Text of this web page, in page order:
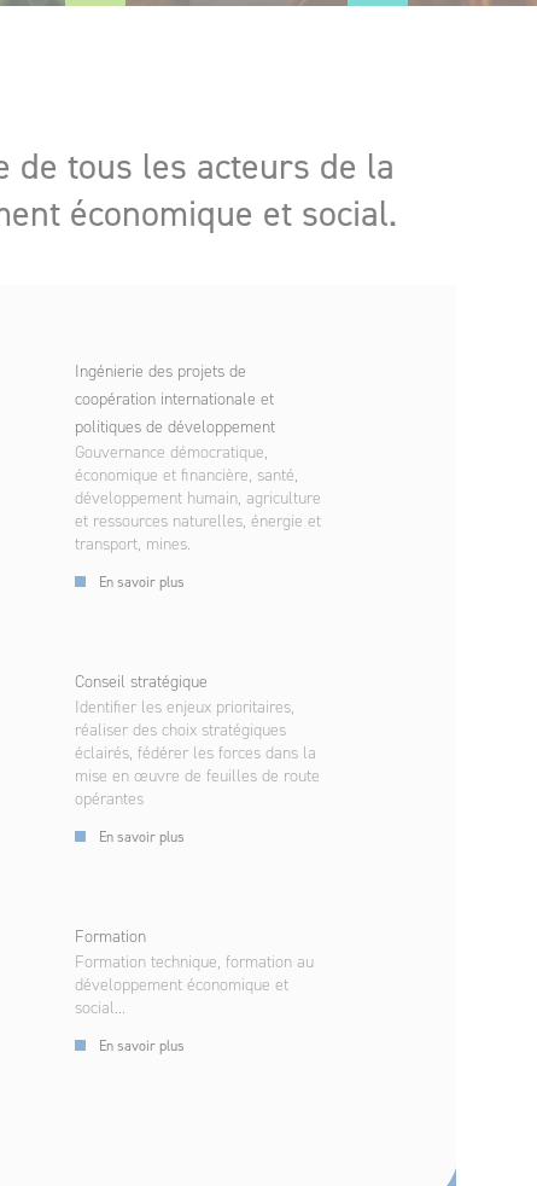
de tous les acteurs de la
économique et social.
Ingénierie des projets de
coopération internationale et
politiques de développement
Gouvernance démocratique,
économique et financière, santé,
développement humain, agriculture
et ressources naturelles, énergie et
transport, mines.
En savoir plus
Conseil stratégique
Identifier les enjeux prioritaires,
réaliser des choix stratégiques
éclairés, fédérer les forces dans la
mise en œuvre de feuilles de route
opérantes
En savoir plus
Formation
Formation technique, formation au
développement économique et
social...
En savoir plus